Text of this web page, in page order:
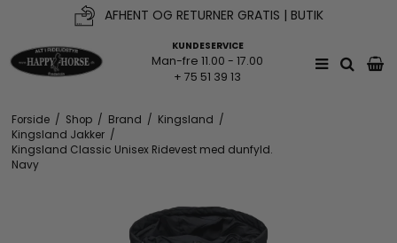
AFHENT OG RETURNER GRATIS | BUTIK
KUNDESERVICE
Man-fre 11.00 - 17.00
+ 75 51 39 13
Forside / Shop / Brand / Kingsland /
Kingsland Jakker /
Kingsland Classic Unisex Ridevest med dunfyld.
Navy